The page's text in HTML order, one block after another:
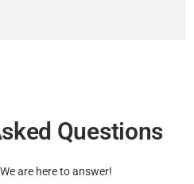
Questions
are here to answer!